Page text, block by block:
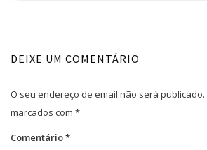
DEIXE UM COMENTÁRIO
O seu endereço de email não será publicado.
marcados com *
Comentário*